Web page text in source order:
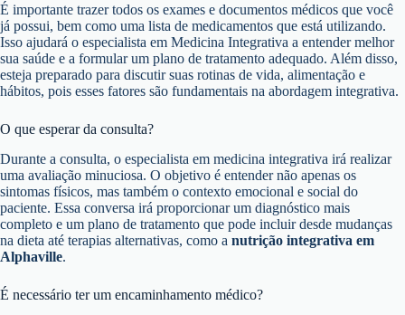
É importante trazer todos os exames e documentos médicos que você
já possui, bem como uma lista de medicamentos que está utilizando.
Isso ajudará o especialista em Medicina Integrativa a entender melhor
sua saúde e a formular um plano de tratamento adequado. Além disso,
esteja preparado para discutir suas rotinas de vida, alimentação e
hábitos, pois esses fatores são fundamentais na abordagem integrativa.
O que esperar da consulta?
Durante a consulta, o especialista em medicina integrativa irá realizar
uma avaliação minuciosa. O objetivo é entender não apenas os
sintomas físicos, mas também o contexto emocional e social do
paciente. Essa conversa irá proporcionar um diagnóstico mais
completo e um plano de tratamento que pode incluir desde mudanças
na dieta até terapias alternativas, como a nutrição integrativa em
Alphaville.
É necessário ter um encaminhamento médico?